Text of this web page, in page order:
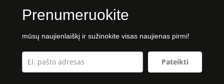
Prenumeruokite
mūsų naujienlaiškį ir sužinokite visas naujienas pirmi!
Pateikti